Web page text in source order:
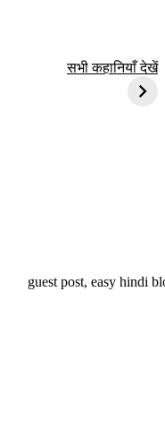
ऐतिहासिक स्थान
सभी कहानियाँ देखें